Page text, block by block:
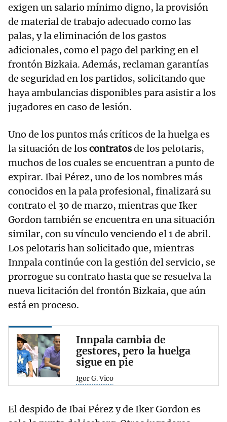
exigen un salario mínimo digno, la provisión
de material de trabajo adecuado como las
palas, y la eliminación de los gastos
adicionales, como el pago del parking en el
frontón Bizkaia. Además, reclaman garantías
de seguridad en los partidos, solicitando que
haya ambulancias disponibles para asistir a los
jugadores en caso de lesión.
Uno de los puntos más críticos de la huelga es
la situación de loscontratosde los pelotaris,
muchos de los cuales se encuentran a punto de
expirar. Ibai Pérez, uno de los nombres más
conocidos en la pala profesional, finalizará su
contrato el 30 de marzo, mientras que Iker
Gordon también se encuentra en una situación
similar, con su vínculo venciendo el 1 de abril.
Los pelotaris han solicitado que, mientras
Innpala continúe con la gestión del servicio, se
prorrogue su contrato hasta que se resuelva la
nueva licitación del frontón Bizkaia, que aún
está en proceso.
Innpala cambia de
gestores, pero la huelga
sigue en pie
Igor G. Vico
El despido de Ibai Pérez y de Iker Gordon es